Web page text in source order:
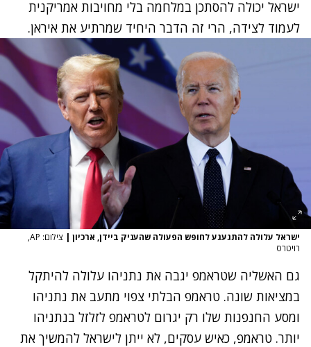
ישראל יכולה להסתכן במלחמה בלי מחויבות אמריקנית
לעמוד לצידה, הרי זה הדבר היחיד שמרתיע את איראן.
ישראל עלולה להתגעגע לחופש הפעולה שהעניק ביידן, ארכיון |
צילום: AP,
רויטרס
גם האשליה שטראמפ יגבה את נתניהו עלולה להיתקל
במציאות שונה. טראמפ הבלתי צפוי מתעב את נתניהו
ומסע החנפנות שלו רק יגרום לטראמפ לזלזל בנתניהו
יותר. טראמפ, כאיש עסקים, לא ייתן לישראל להמשיך את